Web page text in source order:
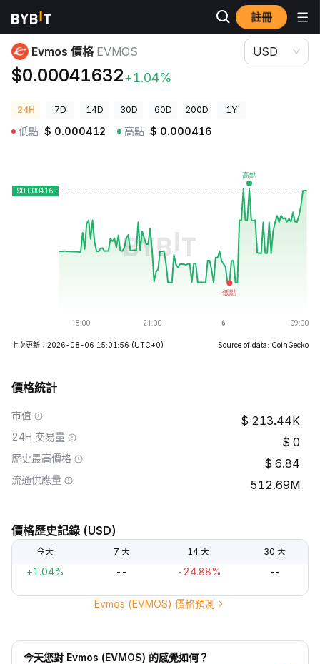
註冊
加密貨幣價格
Evmos 價格 EVMOS
$0.00041632+1.04%
USD
24H 7D 14D 30D 60D 200D 1Y
低點 $ 0.000412 高點 $ 0.000416
上次更新：2026-08-06 15:01:56 (UTC+0) Source of data: CoinGecko
價格統計
市值 213.44K
24H 交易量 0
歷史最高價格 6.84
流通供應量 512.69M
價格歷史記錄 (USD)
今天 7 天 14 天 30 天
+1.04% -- -24.88% --
Evmos (EVMOS) 價格預測
今天您對 Evmos (EVMOS) 的感覺如何？